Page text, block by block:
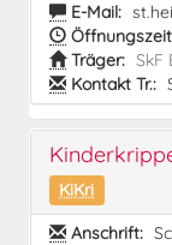
E-Mail:
Träger: SkF
Kontakt Tr.:
KiKri
Anschrift: